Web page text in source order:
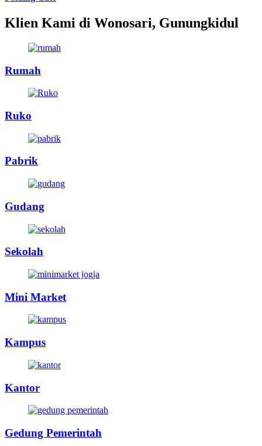
Klien Kami di Wonosari, Gunungkidul
Rumah
Ruko
Pabrik
Gudang
Sekolah
Mini Market
Kampus
Kantor
Gedung Pemerintah